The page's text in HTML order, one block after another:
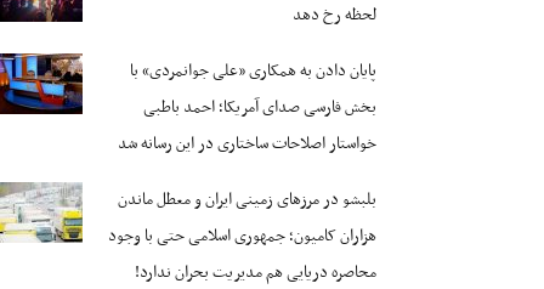
لحظه رخ دهد
پایان دادن به همکاری «علی جوانمردی» با
بخش فارسی صدای آمریکا؛ احمد باطبی
خواستار اصلاحات ساختاری در این رسانه شد
بلبشو در مرزهای زمینی ایران و معطل ماندن
هزاران کامیون؛ جمهوری اسلامی حتی با وجود
محاصره دریایی هم مدیریت بحران ندارد!